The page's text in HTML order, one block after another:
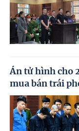
Án tử hình cho
mua bán trái